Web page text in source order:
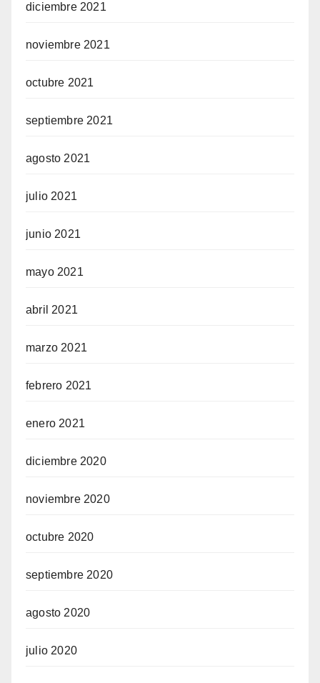
diciembre 2021
noviembre 2021
octubre 2021
septiembre 2021
agosto 2021
julio 2021
junio 2021
mayo 2021
abril 2021
marzo 2021
febrero 2021
enero 2021
diciembre 2020
noviembre 2020
octubre 2020
septiembre 2020
agosto 2020
julio 2020